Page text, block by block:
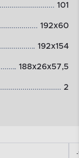
101
192x60
192x154
188x26x57,5
2
-